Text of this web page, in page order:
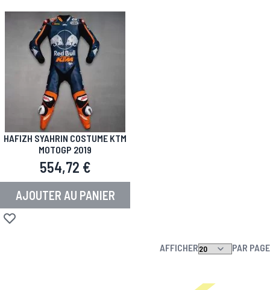
HAFIZH SYAHRIN COSTUME KTM
MOTOGP 2019
554,72 €
AJOUTER AU PANIER
Ajouter à la liste d'achats
AFFICHER PAR PAGE